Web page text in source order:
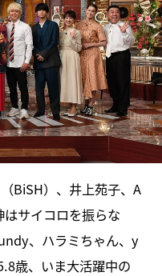
BiSH）、井上苑子、A
サイコロを振らな
、ハラミちゃん、y
歳、いま大活躍中の